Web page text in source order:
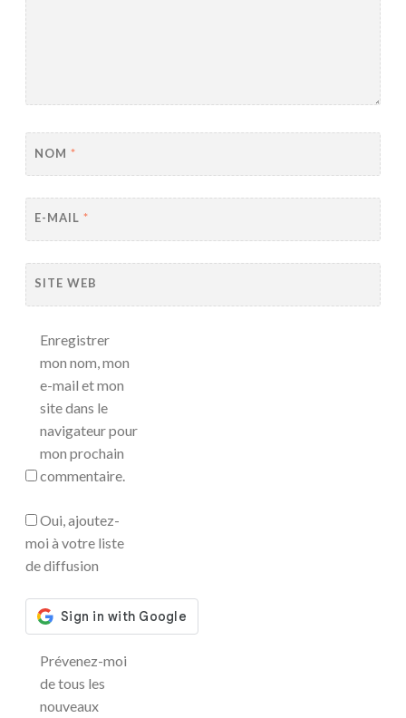
NOM *
E-MAIL *
SITE WEB
Enregistrer
mon nom, mon
e-mail et mon
site dans le
navigateur pour
mon prochain
commentaire.
Oui, ajoutez-
moi à votre liste
de diffusion
Prévenez-moi
de tous les
nouveaux